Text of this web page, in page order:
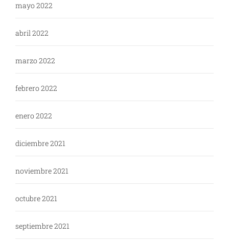
mayo 2022
abril 2022
marzo 2022
febrero 2022
enero 2022
diciembre 2021
noviembre 2021
octubre 2021
septiembre 2021